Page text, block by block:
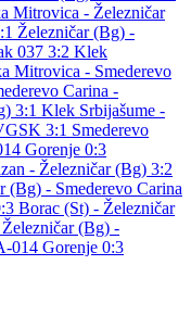
Mitrovica - Železničar
Železničar (Bg) -
037 3:2 Klek
Mitrovica - Smederevo
Carina -
3:1 Klek Srbijašume -
3:1 Smederevo
Gorenje 0:3
- Železničar (Bg) 3:2
(Bg) - Smederevo Carina
Borac (St) - Železničar
Železničar (Bg) -
014 Gorenje 0:3